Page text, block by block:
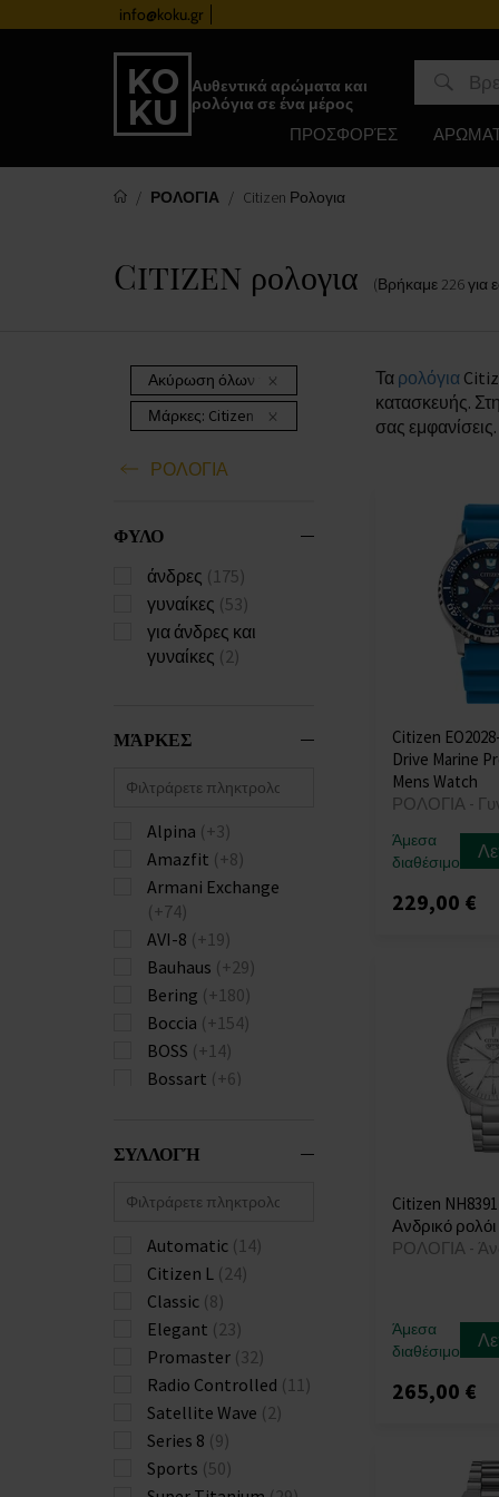
info@koku.gr
Αυθεντικά αρώματα και
ρολόγια σε ένα μέρος
ΠΡΟΣΦΟΡΈΣ
ΡΟΛΟΓΙΑ Citizen Ρολογια
Citizen ρολογια (Βρήκαμε 226για
Ακύρωση όλων των φίλτρων
Μάρκες: Citizen
ΡΟΛΟΓΙΑ
ΦΥΛΟ
άνδρες (175)
γυναίκες (53)
για άνδρες και
γυναίκες (2)
ΜΆΡΚΕΣ
Alpina (+3)
Amazfit (+8)
Armani Exchange
(+74)
AVI-8 (+19)
Bauhaus (+29)
Bering (+180)
Boccia (+154)
BOSS (+14)
Bossart (+6)
Calvin Klein
Carneo
(+40)
Casio(+671)
Citizen
Claude Bernard
Cluse(+1)
Daisy Dixon(+4)
Daniel Wellington
(+57)
Diesel (+138)
Dkny(+42)
Donoval(+26)
ΣΥΛΛΟΓΉ
Automatic (14)
Citizen L (24)
Classic (8)
Elegant (23)
Promaster (32)
Radio Controlled (11)
Satellite Wave (2)
Series 8 (9)
Sports (50)
Τα ρολόγια
κατασκευής.
σας
Citizen
Drive Marine
Mens Watch
ΡΟΛΟΓΙΑ -
Άμεσα
διαθέσιμο
229,00 €
Citizen
Ανδρικό ρολόι
ΡΟΛΟΓΙΑ -
Άμεσα
διαθέσιμο
265,00 €